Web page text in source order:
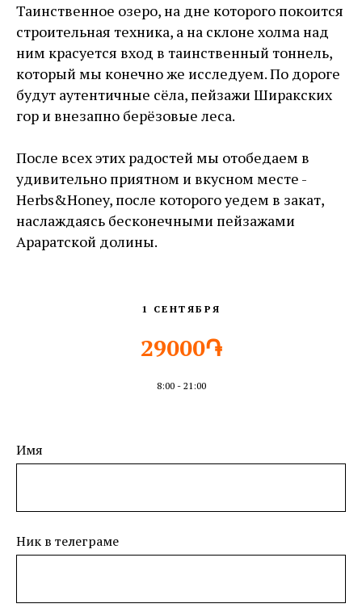
Таинственное озеро, на дне которого покоится
строительная техника, а на склоне холма над
ним красуется вход в таинственный тоннель,
который мы конечно же исследуем. По дороге
будут аутентичные сёла, пейзажи Ширакских
гор и внезапно берёзовые леса.
После всех этих радостей мы отобедаем в
удивительно приятном и вкусном месте -
Herbs&Honey, после которого уедем в закат,
наслаждаясь бесконечными пейзажами
Араратской долины.
1 СЕНТЯБРЯ
29000֏
8:00 - 21:00
Имя
Ник в телеграме